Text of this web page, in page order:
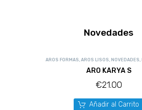
Novedades
AROS FORMAS, AROS LISOS, NOVEDADES,
ARO KARYA S
€21.00
Añadir al Carrito